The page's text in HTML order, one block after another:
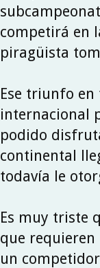
competirá en
piragüista
Ese triunfo
internacional
podido
continental
todavía le
Es muy triste
que
un